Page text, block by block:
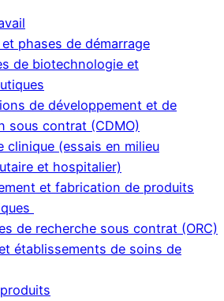
phases de démarrage
de biotechnologie et
de développement et de
sous contrat (CDMO)
clinique (essais en milieu
et hospitalier)
et fabrication de produits
de recherche sous contrat (ORC)
établissements de soins de